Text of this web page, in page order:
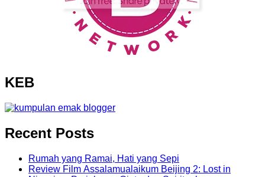
KEB
Recent Posts
Rumah yang Ramai, Hati yang Sepi
Review Film Assalamualaikum Beijing 2: Lost in